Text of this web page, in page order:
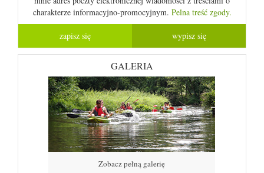
charakterze informacyjno-promocyjnym. Pelna treść zgody.
GALERIA
Zobacz pełną galerię